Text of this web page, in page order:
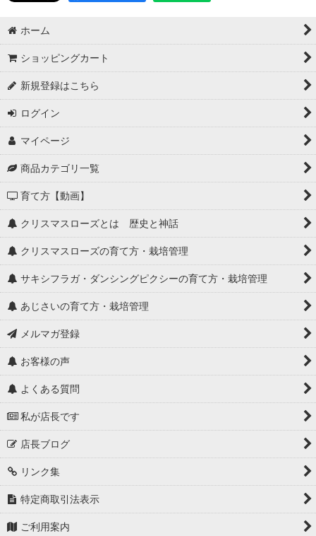
ホーム
ショッピングカート
新規登録はこちら
ログイン
マイページ
商品カテゴリ一覧
育て方【動画】
クリスマスローズとは 歴史と神話
クリスマスローズの育て方・栽培管理
サキシフラガ・ダンシングピクシーの育て方・栽培管理
あじさいの育て方・栽培管理
メルマガ登録
お客様の声
よくある質問
私が店長です
店長ブログ
リンク集
特定商取引法表示
ご利用案内